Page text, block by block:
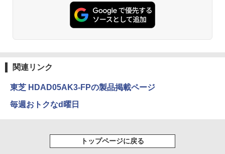
￥19,800
K@60Hz 3画面同時出力 小型pc 静音 高
速 WiFi 6 BT5.2 USB3.2×6/HDMI2.0/Ty
VGA モニター 液晶 液晶モニター 液晶デ
ィスプレイ フルHD IPS デル E2425HM 2
3.8インチ パソコンモニター 新品
￥7,990
￥14,990
[Explicit]
￥250
￥250
￥250
ET ラベルレス ×8本
￥1,112
ットル (Smart Basic)
￥1,380
￥1,117
ンガンコミックス)
￥770
￥832
￥594
関連リンク
東芝 HDAD05AK3-FPの製品掲載ページ
毎週おトクなd曜日
トップページに戻る